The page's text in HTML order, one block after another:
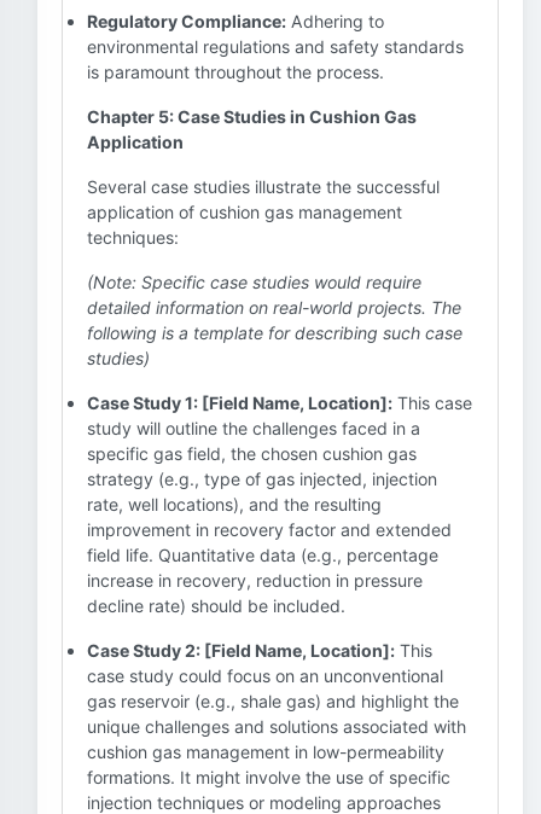
Regulatory Compliance: Adhering to
environmental regulations and safety standards
is paramount throughout the process.
Chapter 5: Case Studies in Cushion Gas
Application
Several case studies illustrate the successful
application of cushion gas management
techniques:
(Note: Specific case studies would require
detailed information on real-world projects. The
following is a template for describing such case
studies)
Case Study 1: [Field Name, Location]: This case
study will outline the challenges faced in a
specific gas field, the chosen cushion gas
strategy (e.g., type of gas injected, injection
rate, well locations), and the resulting
improvement in recovery factor and extended
field life. Quantitative data (e.g., percentage
increase in recovery, reduction in pressure
decline rate) should be included.
Case Study 2: [Field Name, Location]: This
case study could focus on an unconventional
gas reservoir (e.g., shale gas) and highlight the
unique challenges and solutions associated with
cushion gas management in low-permeability
formations. It might involve the use of specific
injection techniques or modeling approaches